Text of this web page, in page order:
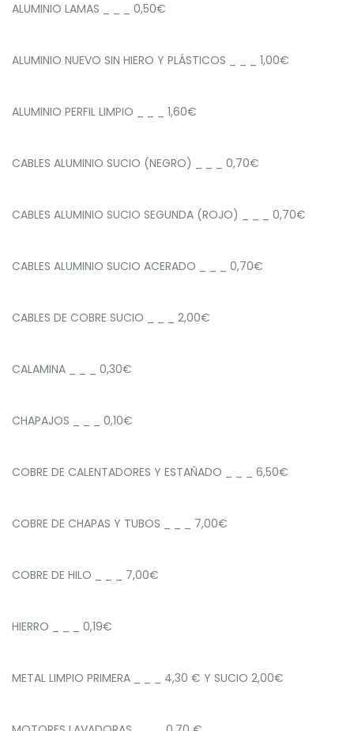
ALUMINIO LAMAS _ _ _ 0,50€
ALUMINIO NUEVO SIN HIERO Y PLÁSTICOS _ _ _ 1,00€
ALUMINIO PERFIL LIMPIO _ _ _ 1,60€
CABLES ALUMINIO SUCIO (NEGRO) _ _ _ 0,70€
CABLES ALUMINIO SUCIO SEGUNDA (ROJO) _ _ _ 0,70€
CABLES ALUMINIO SUCIO ACERADO _ _ _ 0,70€
CABLES DE COBRE SUCIO _ _ _ 2,00€
CALAMINA _ _ _ 0,30€
CHAPAJOS _ _ _ 0,10€
COBRE DE CALENTADORES Y ESTAÑADO _ _ _ 6,50€
COBRE DE CHAPAS Y TUBOS _ _ _ 7,00€
COBRE DE HILO _ _ _ 7,00€
HIERRO _ _ _ 0,19€
METAL LIMPIO PRIMERA _ _ _ 4,30 € Y SUCIO 2,00€